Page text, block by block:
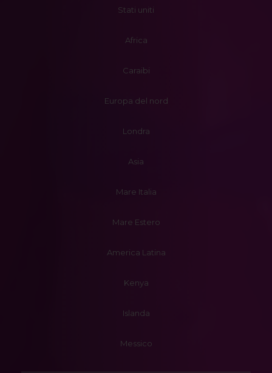
Stati uniti
Africa
Caraibi
Europa del nord
Londra
Asia
Mare Italia
Mare Estero
America Latina
Kenya
Islanda
Messico